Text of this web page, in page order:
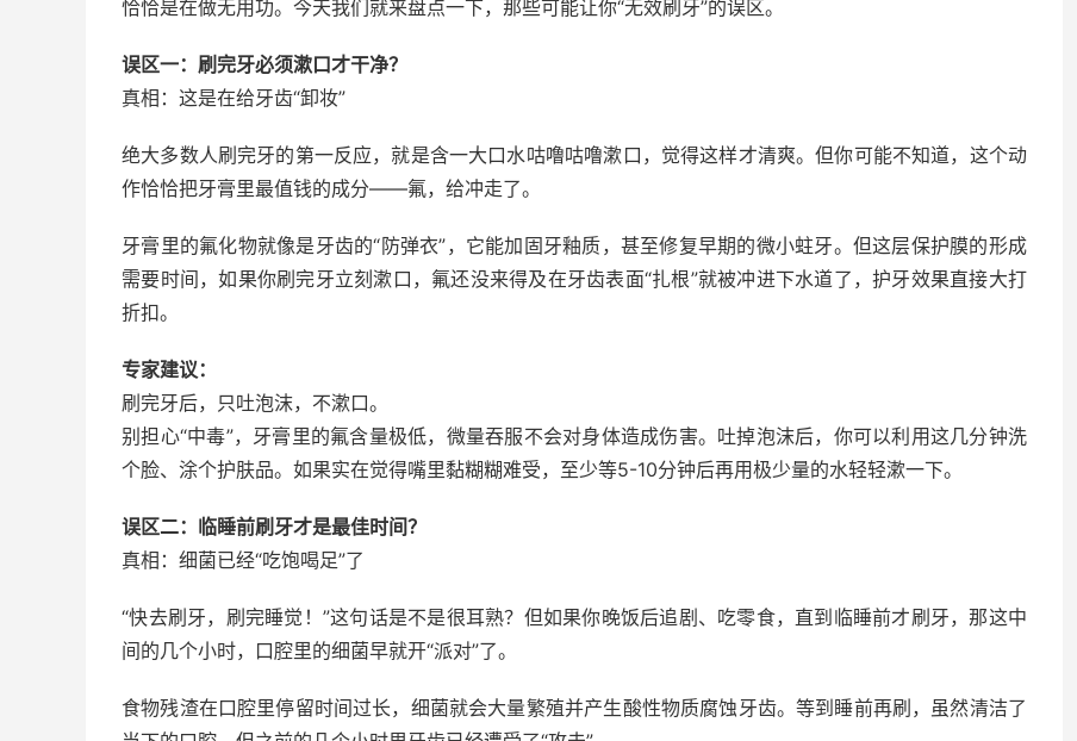
恰恰是在做无用功。今天我们就来盘点一下，那些可能让你“无效刷牙”的误区。
误区一：刷完牙必须漱口才干净？
真相：这是在给牙齿“卸妆”
绝大多数人刷完牙的第一反应，就是含一大口水咕噜咕噜漱口，觉得这样才清爽。但你可能不知道，这个动
作恰恰把牙膏里最值钱的成分——氟，给冲走了。
牙膏里的氟化物就像是牙齿的“防弹衣”，它能加固牙釉质，甚至修复早期的微小蛀牙。但这层保护膜的形成
需要时间，如果你刷完牙立刻漱口，氟还没来得及在牙齿表面“扎根”就被冲进下水道了，护牙效果直接大打
折扣。
专家建议：
刷完牙后，只吐泡沫，不漱口。
别担心“中毒”，牙膏里的氟含量极低，微量吞服不会对身体造成伤害。吐掉泡沫后，你可以利用这几分钟洗
个脸、涂个护肤品。如果实在觉得嘴里黏糊糊难受，至少等5-10分钟后再用极少量的水轻轻漱一下。
误区二：临睡前刷牙才是最佳时间？
真相：细菌已经“吃饱喝足”了
“快去刷牙，刷完睡觉！”这句话是不是很耳熟？但如果你晚饭后追剧、吃零食，直到临睡前才刷牙，那这中
间的几个小时，口腔里的细菌早就开“派对”了。
食物残渣在口腔里停留时间过长，细菌就会大量繁殖并产生酸性物质腐蚀牙齿。等到睡前再刷，虽然清洁了